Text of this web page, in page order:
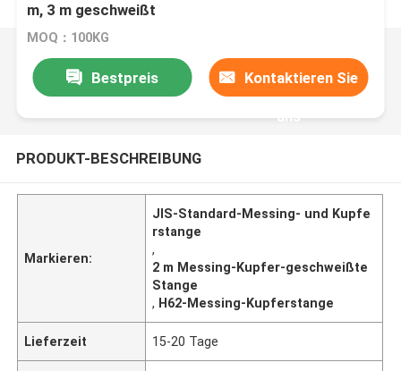
m, 3 m geschweißt
MOQ：100KG
Bestpreis Kontaktieren Sie
uns
PRODUKT-BESCHREIBUNG
Markieren:
JIS-Standard-Messing- und Kupfe
rstange
,
2 m Messing-Kupfer-geschweißte
Stange
, H62-Messing-Kupferstange
Lieferzeit 15-20 Tage